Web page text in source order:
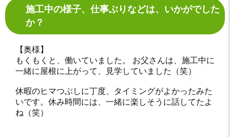
施工中の様子、仕事ぶりなどは、いかがでした
か？
【奥様】
もくもくと、働いていました。 お父さんは、施工中に
一緒に屋根に上がって、見学していました（笑）
休暇のヒマつぶしに丁度、タイミングがよかったみた
いです。休み時間には、一緒に楽しそうに話してたよ
ね（笑）